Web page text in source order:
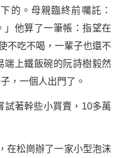
的。母親臨終前囑託：
」他算了一筆帳：指望在
不吃不喝，一輩子也還不
端上鐵飯碗的阮詩樹毅然
，一個人出門了。
試著幹些小買賣，10多萬
在松崗辦了一家小型泡沫